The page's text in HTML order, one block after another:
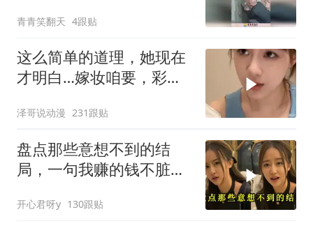
青青笑翻天 4跟贴
这么简单的道理，她现在
才明白…嫁妆咱要，彩礼
泽哥说动漫 231跟贴
盘点那些意想不到的结
局，一句我赚的钱不脏，
开心君呀y 130跟贴